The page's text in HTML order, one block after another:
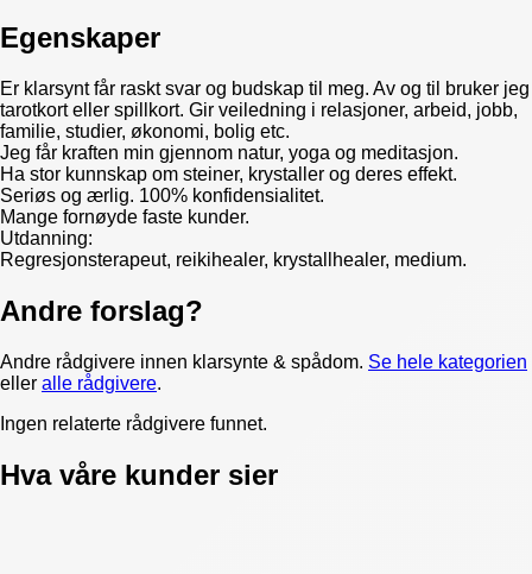
Egenskaper
Er klarsynt får raskt svar og budskap til meg. Av og til bruker jeg
tarotkort eller spillkort. Gir veiledning i relasjoner, arbeid, jobb,
familie, studier, økonomi, bolig etc.
Jeg får kraften min gjennom natur, yoga og meditasjon.
Ha stor kunnskap om steiner, krystaller og deres effekt.
Seriøs og ærlig. 100% konfidensialitet.
Mange fornøyde faste kunder.
Utdanning:
Regresjonsterapeut, reikihealer, krystallhealer, medium.
Andre forslag?
Andre rådgivere innen klarsynte & spådom. Se hele kategorien
eller alle rådgivere.
Ingen relaterte rådgivere funnet.
Hva våre kunder sier